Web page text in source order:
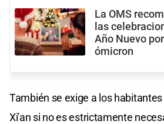
La OMS
las
Año Nuevo
ómicron
También se exige a los
Xi'an si no es estrictamente